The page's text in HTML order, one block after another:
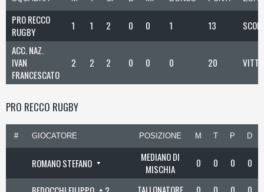
PRO RECCO
RUGBY
1 1 2 0 0 1 13
ACC. NAZ.
IVAN
FRANCESCATO
2 2 2 0 0 0 20
PRO RECCO RUGBY
# GIOCATORE POSIZIONE M T P D
ROMANO STEFANO
MEDIANO DI
MISCHIA
0 0 0 0